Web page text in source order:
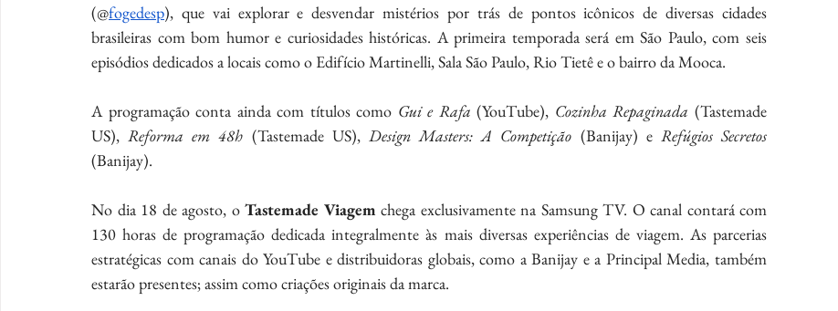
(@fogedesp), que vai explorar e desvendar mistérios por trás de pontos icônicos de diversas cidades
brasileiras com bom humor e curiosidades históricas. A primeira temporada será em São Paulo, com seis
episódios dedicados a locais como o Edifício Martinelli, Sala São Paulo, Rio Tietê e o bairro da Mooca.
A programação conta ainda com títulos como Gui e Rafa (YouTube), Cozinha Repaginada (Tastemade
US), Reforma em 48h (Tastemade US), Design Masters: A Competição (Banijay) e Refúgios Secretos
(Banijay).
No dia 18 de agosto, o Tastemade Viagem chega exclusivamente na Samsung TV. O canal contará com
130 horas de programação dedicada integralmente às mais diversas experiências de viagem. As parcerias
estratégicas com canais do YouTube e distribuidoras globais, como a Banijay e a Principal Media, também
estarão presentes; assim como criações originais da marca.